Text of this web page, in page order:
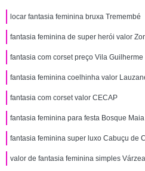
locar fantasia feminina bruxa Tremembé
fantasia feminina de super herói valor
fantasia com corset preço Vila Guilherme
fantasia feminina coelhinha valor
fantasia com corset valor CECAP
fantasia feminina para festa Bosque
fantasia feminina super luxo Cabuçu de
valor de fantasia feminina simples